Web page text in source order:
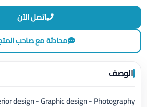
اتصل الآن
محادثة مع صاحب
الوصف